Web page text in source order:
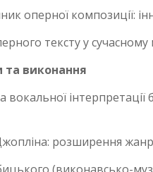
оперної композиції:
тексту у
та виконання
розширення